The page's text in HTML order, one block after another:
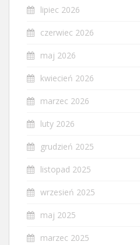
lipiec 2026
czerwiec 2026
maj 2026
kwiecień 2026
marzec 2026
luty 2026
grudzień 2025
listopad 2025
wrzesień 2025
maj 2025
marzec 2025